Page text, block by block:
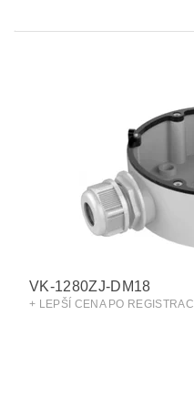
VK-1280ZJ-DM18
+ LEPŠÍ CENA PO REGISTRACI